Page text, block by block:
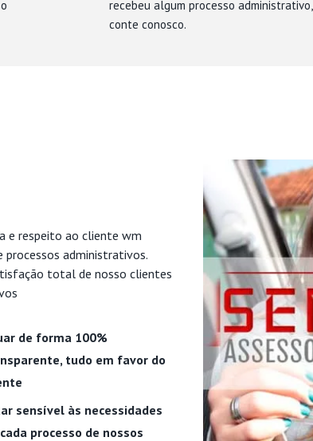
recebeu algum processo administrativo,
conte conosco.
e respeito ao cliente wm
processos administrativos.
total de nosso clientes
de forma 100%
tudo em favor do
sensível às necessidades
processo de nossos